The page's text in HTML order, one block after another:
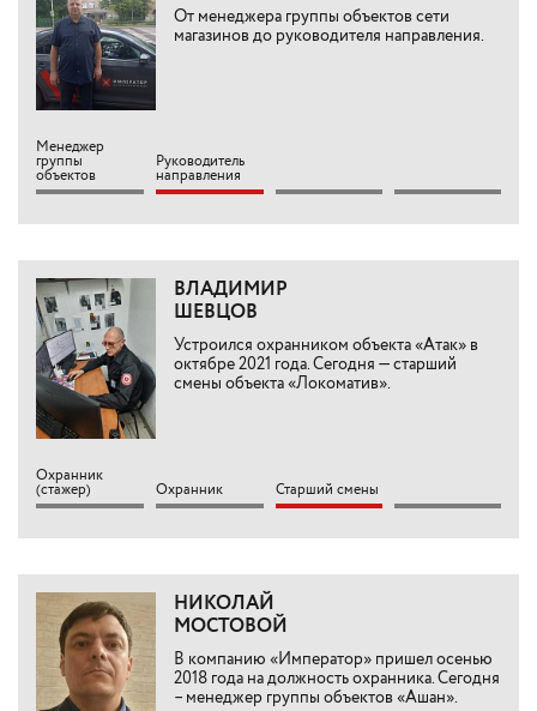
От менеджера группы объектов сети
магазинов до руководителя направления.
Менеджер
группы
объектов
Руководитель
направления
ВЛАДИМИР
ШЕВЦОВ
Устроился охранником объекта «Атак» в
октябре 2021 года. Сегодня — старший
смены объекта «Локоматив».
Охранник
(стажер) Охранник Старший смены
НИКОЛАЙ
МОСТОВОЙ
В компанию «Император» пришел осенью
2018 года на должность охранника. Сегодня
– менеджер группы объектов «Ашан».